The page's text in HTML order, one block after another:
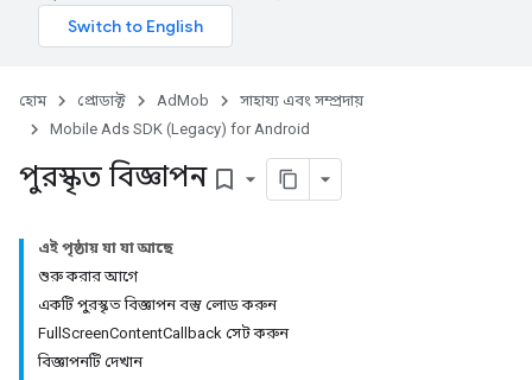
হোম প্রোডাক্ট AdMob
সাহায্য এবং সম্প্রদায়
Mobile Ads SDK (Legacy) for Android
পুরস্কৃত বিজ্ঞাপন bookmark_border
এই পৃষ্ঠায় যা যা আছে
শুরু করার আগে
একটি পুরস্কৃত বিজ্ঞাপন বস্তু লোড করুন
FullScreenContentCallback সেট করুন
বিজ্ঞাপনটি দেখান